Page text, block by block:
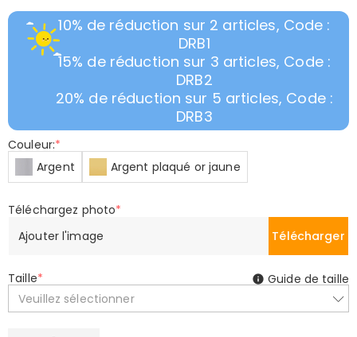
10% de réduction sur 2 articles, Code :
DRB1
15% de réduction sur 3 articles, Code :
DRB2
20% de réduction sur 5 articles, Code :
DRB3
Couleur:*
Argent
Argent plaqué or jaune
Téléchargez photo*
Ajouter l'image
Télécharger
Taille*
Veuillez sélectionner
Guide de taille